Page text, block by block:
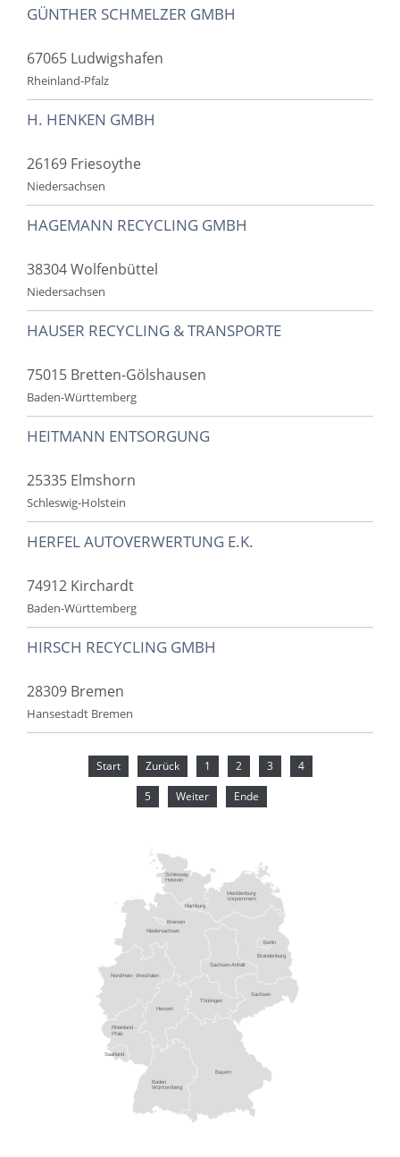
GÜNTHER SCHMELZER GMBH
67065 Ludwigshafen
Rheinland-Pfalz
H. HENKEN GMBH
26169 Friesoythe
Niedersachsen
HAGEMANN RECYCLING GMBH
38304 Wolfenbüttel
Niedersachsen
HAUSER RECYCLING & TRANSPORTE
75015 Bretten-Gölshausen
Baden-Württemberg
HEITMANN ENTSORGUNG
25335 Elmshorn
Schleswig-Holstein
HERFEL AUTOVERWERTUNG E.K.
74912 Kirchardt
Baden-Württemberg
HIRSCH RECYCLING GMBH
28309 Bremen
Hansestadt Bremen
Start Zurück 1 2 3 4
5 Weiter Ende
Baden
Württemberg
Bayern
Brandenburg
Hessen
Mecklenburg-
Vorpommern
Niedersachsen
Nordrhein- Westfalen
Rheinland -
Pfalz
Sachsen
Sachsen-Anhalt
Schleswig-
Holstein
Thüringen
Berlin
Bremen
Hamburg
Saarland